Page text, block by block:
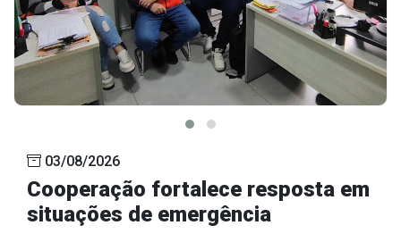
03/08/2026
Cooperação fortalece resposta em
situações de emergência